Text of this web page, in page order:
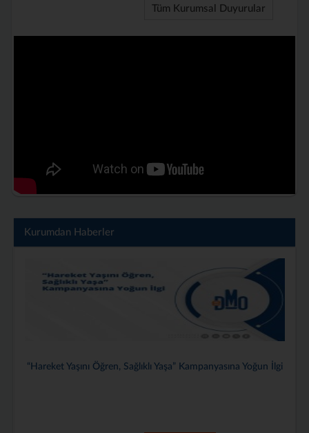
Tüm Kurumsal Duyurular
Kurumdan Haberler
Genel Müdürlüğümüzde 2025–2026 Dönemi Stajyerlerimiz İçin